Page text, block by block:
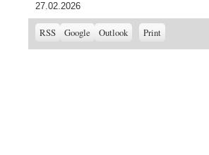
27.02.2026
RSS
Subscribe
Google
Subscribe
Outlook Print